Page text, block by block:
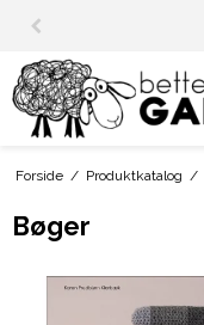
Forside / Produktkatalog /
Bøger